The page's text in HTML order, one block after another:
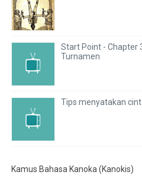
Start Point - Chapter
Turnamen
Tips menyatakan
Kamus Bahasa Kanoka (Kanokis)